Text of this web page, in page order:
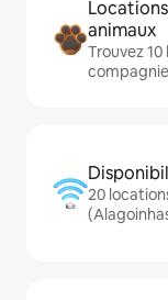
animaux
Trouvez
compagnie
20